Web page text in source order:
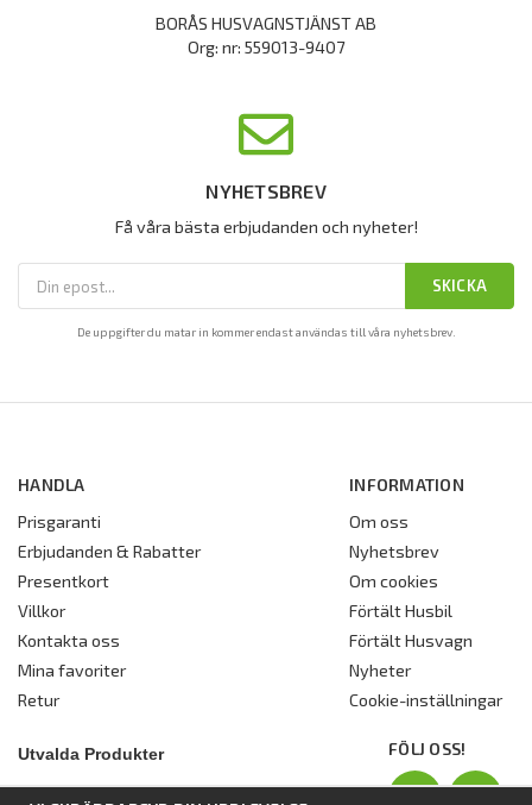
BORÅS HUSVAGNSTJÄNST AB
Org: nr: 559013-9407
NYHETSBREV
Få våra bästa erbjudanden och nyheter!
SKICKA
De uppgifter du matar in kommer endast användas till våra nyhetsbrev.
HANDLA
Prisgaranti
Erbjudanden & Rabatter
Presentkort
Villkor
Kontakta oss
Mina favoriter
Retur
INFORMATION
Om oss
Nyhetsbrev
Om cookies
Förtält Husbil
Förtält Husvagn
Nyheter
Cookie-inställningar
Utvalda Produkter
Dometic Stuga Rest
FÖLJ OSS!